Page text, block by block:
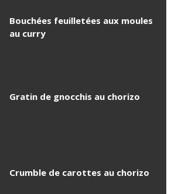
Bouchées feuilletées aux moules
au curry
Gratin de gnocchis au chorizo
Crumble de carottes au chorizo